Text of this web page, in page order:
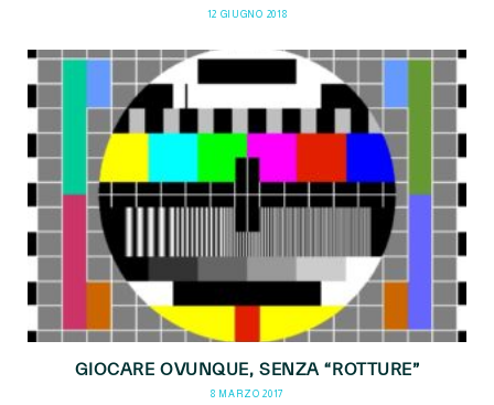
12 GIUGNO 2018
GIOCARE OVUNQUE, SENZA “ROTTURE”
8 MARZO 2017